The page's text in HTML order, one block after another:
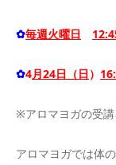
✿毎週火曜日
✿4月24日（日）
※アロマヨガの受
アロマヨガでは体